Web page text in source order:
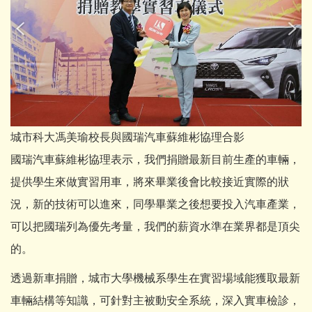
城市科大馮美瑜校長與國瑞汽車蘇維彬協理合影
國瑞汽車蘇維彬協理表示，我們捐贈最新目前生產的車輛，
提供學生來做實習用車，將來畢業後會比較接近實際的狀
況，新的技術可以進來，同學畢業之後想要投入汽車產業，
可以把國瑞列為優先考量，我們的薪資水準在業界都是頂尖
的。
透過新車捐贈，城市大學機械系學生在實習場域能獲取最新
車輛結構等知識，可針對主被動安全系統，深入實車檢診，